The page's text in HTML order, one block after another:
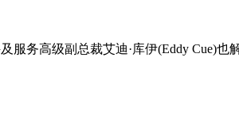
务高级副总裁艾迪·库伊(Eddy Cue)也